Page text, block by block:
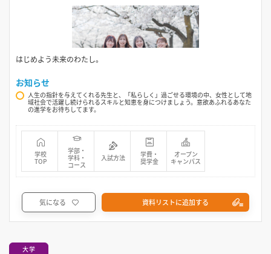
はじめよう未来のわたし。
お知らせ
人生の指針を与えてくれる先生と、「私らしく」過ごせる環境の中、女性として地
域社会で活躍し続けられるスキルと知恵を身につけましょう。意欲あふれるあなた
の進学をお待ちしてます。
学校
TOP
学部・
学科・
コース
入試方法
学費・
奨学金
オープン
キャンパス
気になる 資料リストに追加する
大学